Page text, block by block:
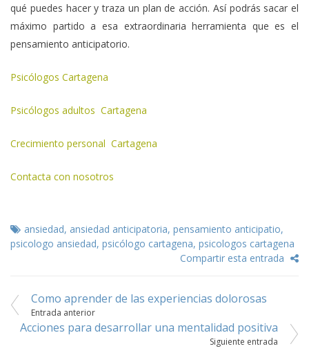
qué puedes hacer y traza un plan de acción. Así podrás sacar el
máximo partido a esa extraordinaria herramienta que es el
pensamiento anticipatorio.
Psicólogos Cartagena
Psicólogos adultos Cartagena
Crecimiento personal Cartagena
Contacta con nosotros
ansiedad, ansiedad anticipatoria, pensamiento anticipatio,
psicologo ansiedad, psicólogo cartagena, psicologos cartagena
Compartir esta entrada
Navegación
de
Como aprender de las experiencias dolorosas
Entrada anterior
Acciones para desarrollar una mentalidad positiva
Siguiente entrada